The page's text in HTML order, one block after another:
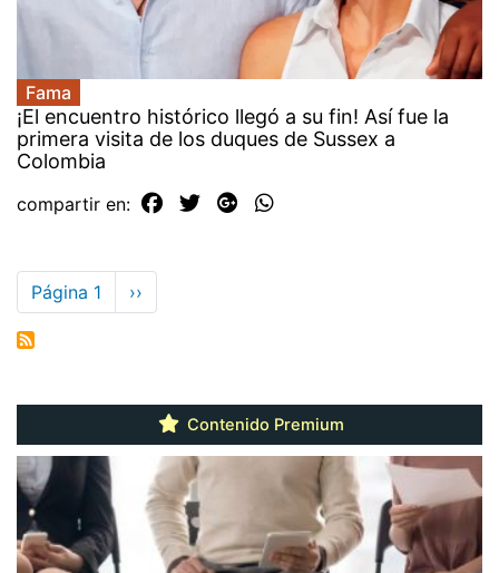
Fama
¡El encuentro histórico llegó a su fin! Así fue la
primera visita de los duques de Sussex a
Colombia
compartir en:
Paginación
Página 1
Siguiente
página
››
Contenido Premium